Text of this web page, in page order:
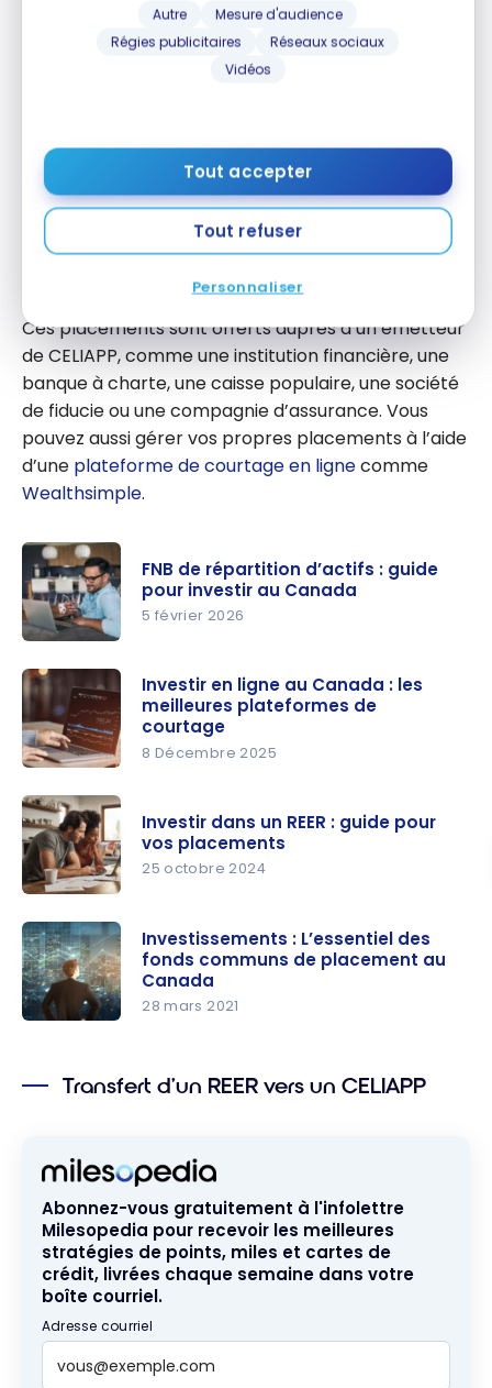
Autre
Mesure d'audience
Régies publicitaires
Réseaux sociaux
Vidéos
Tout accepter
Tout refuser
Personnaliser
Obligations de gouvernement ou d’entreprise
Certificats de placements garantis (CPG) (
de TangerineouCPG de la Banque EQ)
Marché monétaire
Ces placements sont offerts auprès d’un émetteur
de CELIAPP, comme une institution financière, une
banque à charte, une caisse populaire, une société
de fiducie ou une compagnie d’assurance. Vous
pouvez aussi gérer vos propres placements à l’aide
d’une plateforme de courtage en lignecomme
Wealthsimple.
répartition
d’actifs :
guide pour
investir au
Canada
FNB de répartition d’actifs : guide
pour investir au Canada
5 février 2026
ligne au
Canada :
les
meilleures
plateform
es de
courtage
Investir en ligne au Canada : les
meilleures plateformes de
courtage
8 Décembre 2025
dans un
REER :
guide pour
vos
Investir dans un REER : guide pour
vos placements
25 octobre 2024
L’essentiel
de
placement
au Canada
Investissements : L’essentiel des
fonds communs de placement au
Canada
28 mars 2021
Transfert d’un REER vers un CELIAPP
Abonnez-vous gratuitement à l'infolettre
Milesopedia pour recevoir les meilleures
stratégies de points, miles et cartes de
crédit, livrées chaque semaine dans votre
boîte courriel.
Adresse courriel